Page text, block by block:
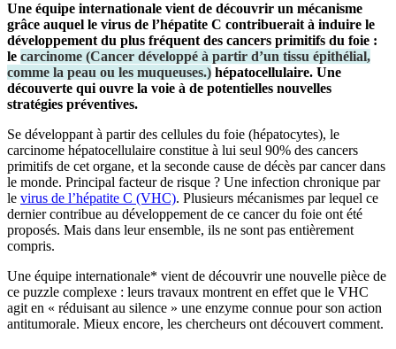
Une équipe internationale vient de découvrir un mécanisme
grâce auquel le virus de l’hépatite C contribuerait à induire le
développement du plus fréquent des cancers primitifs du foie :
le carcinome (Cancer développé à partir d’un tissu épithélial,
comme la peau ou les muqueuses.) hépatocellulaire. Une
découverte qui ouvre la voie à de potentielles nouvelles
stratégies préventives.
Se développant à partir des cellules du foie (hépatocytes), le
carcinome hépatocellulaire constitue à lui seul 90% des cancers
primitifs de cet organe, et la seconde cause de décès par cancer dans
le monde. Principal facteur de risque ? Une infection chronique par
le virus de l’hépatite C (VHC). Plusieurs mécanismes par lequel ce
dernier contribue au développement de ce cancer du foie ont été
proposés. Mais dans leur ensemble, ils ne sont pas entièrement
compris.
Une équipe internationale* vient de découvrir une nouvelle pièce de
ce puzzle complexe : leurs travaux montrent en effet que le VHC
agit en « réduisant au silence » une enzyme connue pour son action
antitumorale. Mieux encore, les chercheurs ont découvert comment.